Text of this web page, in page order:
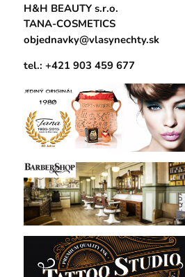
H&H BEAUTY s.r.o.
TANA-COSMETICS
objednavky@vlasynechty.sk
tel.: +421 903 459 677